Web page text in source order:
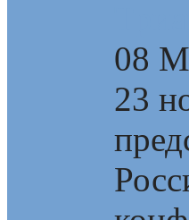
08
23